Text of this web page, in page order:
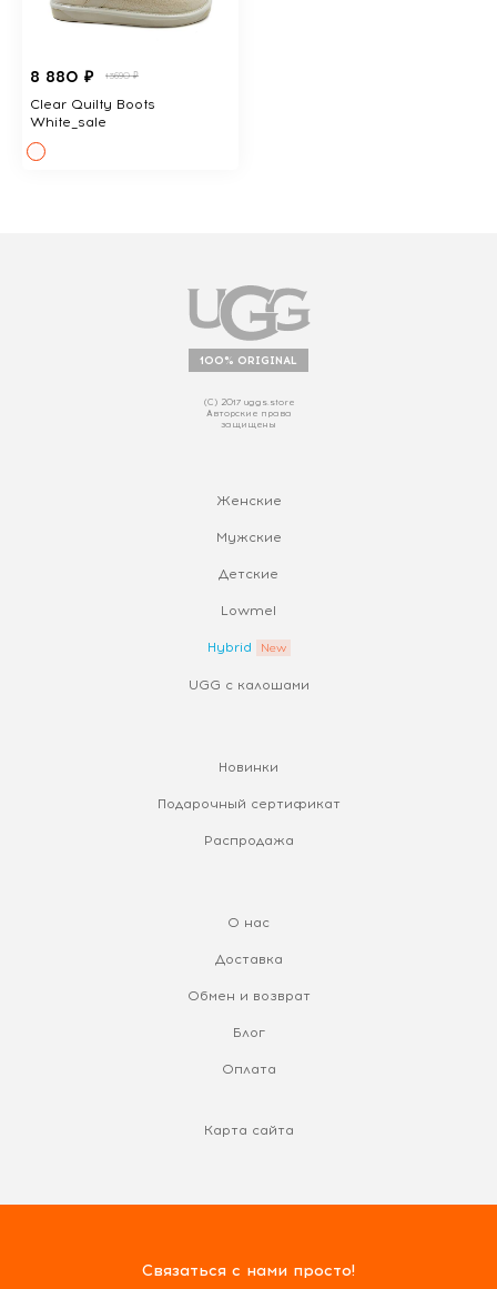
8 880 ₽ 13690 ₽
Clear Quilty Boots
White_sale
100% ORIGINAL
(С) 2017 uggs.store
Авторские права
защищены
Женские
Мужские
Детские
Lowmel
Hybrid
UGG с калошами
Новинки
Подарочный сертификат
Распродажа
О нас
Доставка
Обмен и возврат
Блог
Оплата
Карта сайта
Связаться с нами просто!